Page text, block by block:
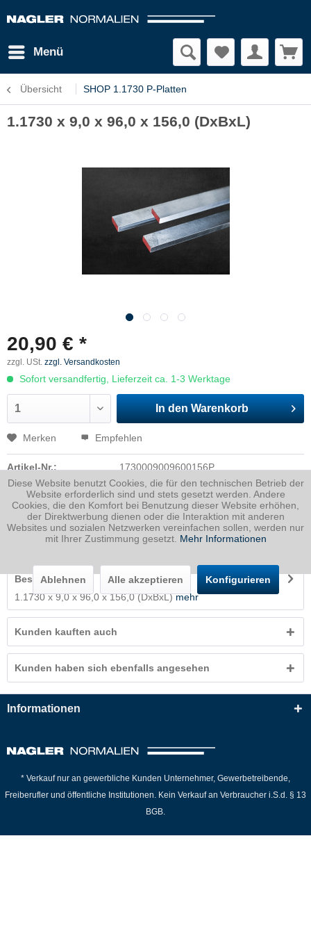
Menü
Übersicht SHOP 1.1730 P-Platten
1.1730 x 9,0 x 96,0 x 156,0 (DxBxL)
20,90 € *
zzgl. USt. zzgl. Versandkosten
Sofort versandfertig, Lieferzeit ca. 1-3 Werktage
In den Warenkorb
Merken Empfehlen
Artikel-Nr.: 1730009009600156P
Dicke
9 mm
Breite
96 mm
Länge
156 mm
1.06Kg
Beschreibung
1.1730 x 9,0 x 96,0 x 156,0 (DxBxL)mehr
Kunden kauften auch
Kunden haben sich ebenfalls angesehen
Informationen
* Verkauf nur an gewerbliche Kunden Unternehmer, Gewerbetreibende,
Freiberufler und öffentliche Institutionen. Kein Verkauf an Verbraucher i.S.d. § 13
BGB.
Diese Website benutzt Cookies, die für den technischen Betrieb der
Website erforderlich sind und stets gesetzt werden. Andere
Cookies, die den Komfort bei Benutzung dieser Website erhöhen,
der Direktwerbung dienen oder die Interaktion mit anderen
Websites und sozialen Netzwerken vereinfachen sollen, werden nur
mit Ihrer Zustimmung gesetzt. Mehr Informationen
Ablehnen Alle akzeptieren Konfigurieren